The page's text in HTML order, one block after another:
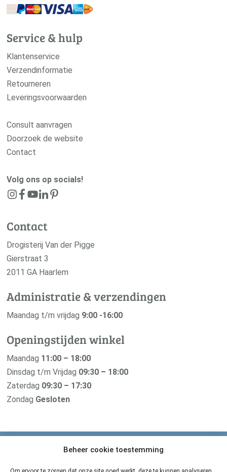
Beheer cookie toestemming
Service & hulp
Klantenservice
Verzendinformatie
Retourneren
Leveringsvoorwaarden
Consult aanvragen
Doorzoek de website
Contact
Volg ons op socials!
Contact
Drogisterij Van der Pigge
Gierstraat 3
2011 GA Haarlem
Administratie & verzendingen
Maandag t/m vrijdag 9:00 -16:00
Openingstijden winkel
Maandag 11:00 – 18:00
Dinsdag t/m Vrijdag 09:30 – 18:00
Zaterdag 09:30 – 17:30
Zondag Gesloten
Van der Pigge is verbonden met haar